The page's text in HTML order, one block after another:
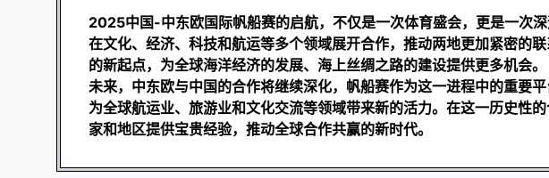
2025中国-中东欧国际帆船赛的启航，不仅是一次体育盛会，更是一次
在文化、经济、科技和航运等多个领域展开合作，推动两地更加紧密的
的新起点，为全球海洋经济的发展、海上丝绸之路的建设提供更多机会。
未来，中东欧与中国的合作将继续深化，帆船赛作为这一进程中的重要
为全球航运业、旅游业和文化交流等领域带来新的活力。在这一历史性
家和地区提供宝贵经验，推动全球合作共赢的新时代。